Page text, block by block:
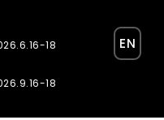
18
18
EN